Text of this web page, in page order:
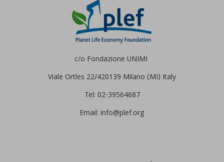
c/o Fondazione UNIMI
Viale Ortles 22/420139 Milano (MI) Italy
Tel: 02-39564687
Email: info@plef.org